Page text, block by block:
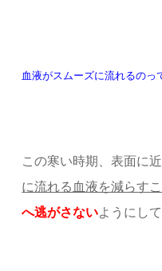
血液がスムーズに流れるのっ
この寒い時期、表面に
に流れる血液を減らす
へ逃がさないようにし